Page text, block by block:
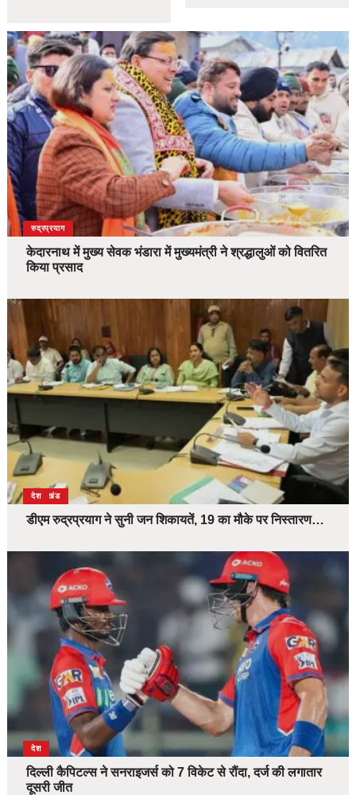
उत्तराखंड
देश
रुद्रप्रयाग
केदारनाथ में मुख्य सेवक भंडारा में मुख्यमंत्री ने श्रद्धालुओं को वितरित
किया प्रसाद
उत्तराखंड
देश
डीएम रुद्रप्रयाग ने सुनी जन शिकायतें, 19 का मौके पर निस्तारण…
देश
दिल्ली कैपिटल्स ने सनराइजर्स को 7 विकेट से रौंदा, दर्ज की लगातार
दूसरी जीत